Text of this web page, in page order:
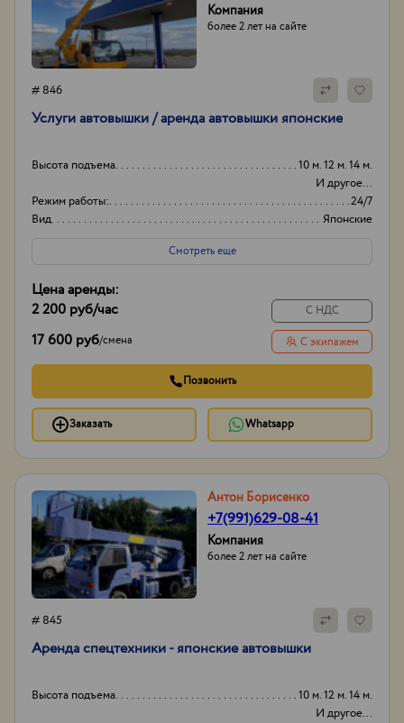
Компания
более 2 лет на сайте
# 846
Услуги автовышки / аренда автовышки японские
Высота подъема
10 м. 12 м. 14 м.
И другое...
Режим работы:
24/7
Вид
Японские
Оборудование
Автовышки
Смотреть еще
Цена аренды:
2 200 руб/час
17 600 руб/смена
С НДС
С экипажем
Позвонить
Заказать Whatsapp
Антон Борисенко
+7(991)629-08-41
Компания
более 2 лет на сайте
# 845
Аренда спецтехники - японские автовышки
Высота подъема
10 м. 12 м. 14 м.
И другое...